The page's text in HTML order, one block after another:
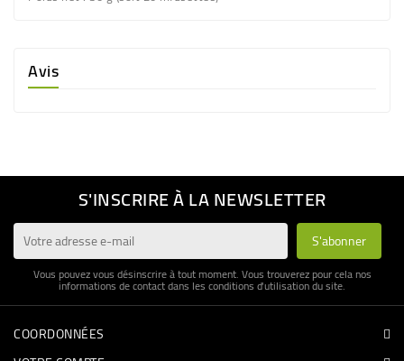
Avis
S'INSCRIRE À LA NEWSLETTER
Vous pouvez vous désinscrire à tout moment. Vous trouverez pour cela nos
informations de contact dans les conditions d'utilisation du site.
COORDONNÉES